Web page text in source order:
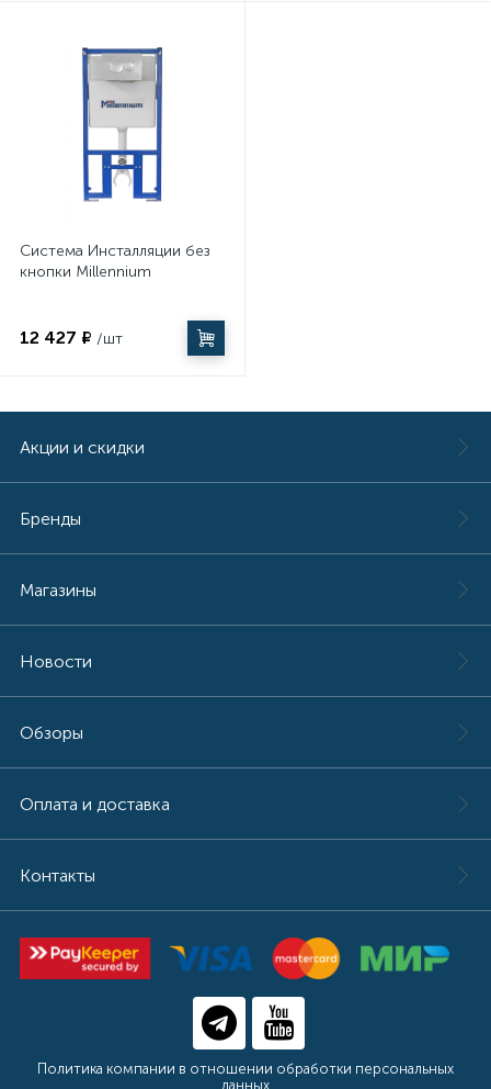
Система Инсталляции без
кнопки Millennium
12 427 ₽ /шт
Акции и скидки
Бренды
Магазины
Новости
Обзоры
Оплата и доставка
Контакты
Политика компании в отношении обработки персональных
данных